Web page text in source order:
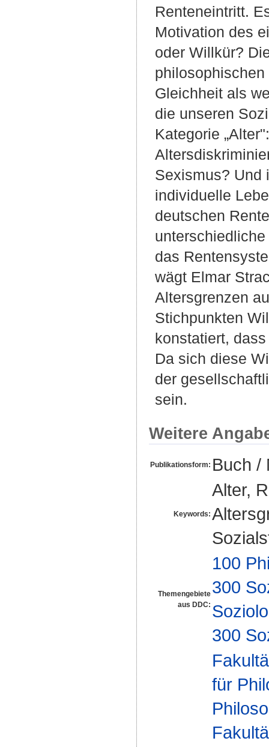
Renteneintritt.
Motivation des
oder Willkür?
Gleichheit als
die unseren
Kategorie
Sexismus? Und
individuelle
deutschen
das
wägt Elmar
Altersgrenzen
Stichpunkten
konstatiert,
Da sich diese
der
sein.
Weitere
Publikationsform: Buch /
Keywords:
Alter,
Themengebiete
aus DDC:
100
300
300
für